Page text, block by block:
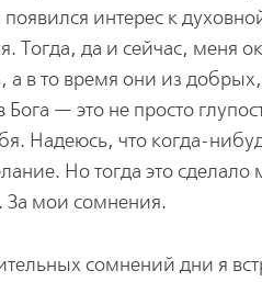
интерес к
Тогда, да и сейчас,
в то время они из
Бога — это не просто
Надеюсь, что когда-
Но тогда это
мои сомнения.
сомнений дни я